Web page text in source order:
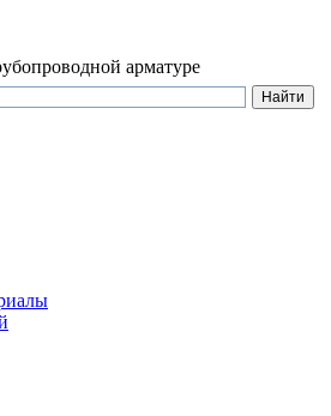
арматуре